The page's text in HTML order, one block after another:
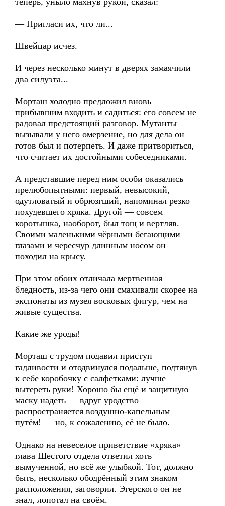
— Пригласи их, что ли...
Швейцар исчез.
И через несколько минут в дверях замаячили
два силуэта...
Морташ холодно предложил вновь
прибывшим входить и садиться: его совсем не
радовал предстоящий разговор. Мутанты
вызывали у него омерзение, но для дела он
готов был и потерпеть. И даже притвориться,
что считает их достойными собеседниками.
А представшие перед ним особи оказались
прелюбопытными: первый, невысокий,
одутловатый и обрюзгший, напоминал резко
похудевшего хряка. Другой — совсем
коротышка, наоборот, был тощ и вертляв.
Своими маленькими чёрными бегающими
глазами и чересчур длинным носом он
походил на крысу.
При этом обоих отличала мертвенная
бледность, из-за чего они смахивали скорее на
экспонаты из музея восковых фигур, чем на
живые существа.
Какие же уроды!
Морташ с трудом подавил приступ
гадливости и отодвинулся подальше, подтянув
к себе коробочку с салфетками: лучше
вытереть руки! Хорошо бы ещё и защитную
маску надеть — вдруг уродство
распространяется воздушно-капельным
путём! — но, к сожалению, её не было.
Однако на невеселое приветствие «хряка»
глава Шестого отдела ответил хоть
вымученной, но всё же улыбкой. Тот, должно
быть, несколько ободрённый этим знаком
расположения, заговорил. Эгерского он не
знал, лопотал на своём.